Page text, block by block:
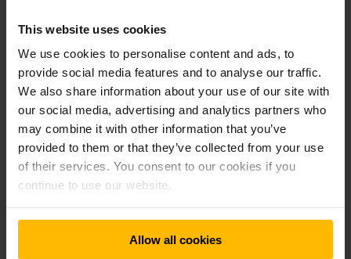
This website uses cookies
We use cookies to personalise content and ads, to
provide social media features and to analyse our traffic.
We also share information about your use of our site with
our social media, advertising and analytics partners who
may combine it with other information that you’ve
provided to them or that they’ve collected from your use
of their services. You consent to our cookies if you
continue to use our website.
Allow all cookies
Was die Aktivitäten außerhalb des Kerngeschäfts betrifft,
war die erfolgreiche Gründung des Startupsturnus.ai
durch unsere Jungheinrich Tochter Uplift Ventures ein
besonderes Highlight. Mit der KI-Lösung made in Germany
reagiert Uplift Ventures auf den wachsenden Bedarf,
Nachhaltigkeits- und Compliance-Anforderungen effizient zu
managen.
Transformation